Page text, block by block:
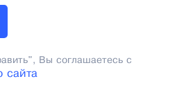
Вы соглашаетесь с
сайта